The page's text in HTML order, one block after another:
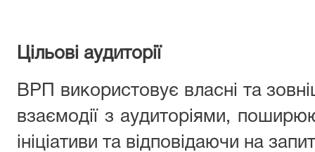
Цільові аудиторії
ВРП використовує власні та
взаємодії з аудиторіями,
ініціативи та відповідаючи на